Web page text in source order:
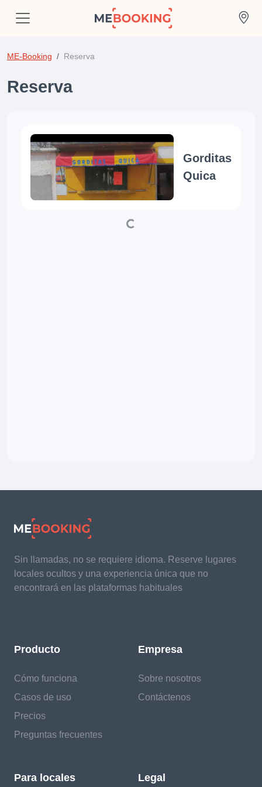
ME-Booking Reserva
Reserva
Gorditas
Quica
Sin llamadas, no se requiere idioma. Reserve lugares
locales ocultos y una experiencia única que no
encontrará en las plataformas habituales
Producto
Cómo funciona
Casos de uso
Precios
Preguntas frecuentes
Empresa
Sobre nosotros
Contáctenos
Para locales Legal